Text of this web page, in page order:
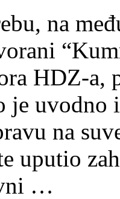
na
HDZ-a,
je uvodno
na
uputio
…